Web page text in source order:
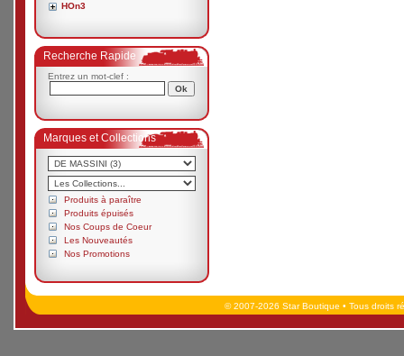
HOn3
Recherche Rapide
Entrez un mot-clef :
Marques et Collections
Produits à paraître
Produits épuisés
Nos Coups de Coeur
Les Nouveautés
Nos Promotions
© 2007-2026 Star Boutique • Tous droits